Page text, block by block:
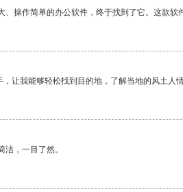
、操作简单的办公软件，终于找到了它。这款
让我能够轻松找到目的地，了解当地的风土人情
，一目了然。